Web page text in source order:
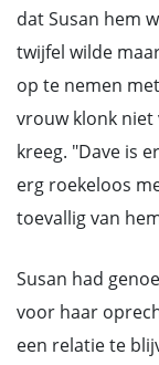
dat Susan hem
twijfel wilde
op te nemen
vrouw klonk
kreeg. "Dave is
erg roekeloos
toevallig van
Susan had
voor haar
een relatie te